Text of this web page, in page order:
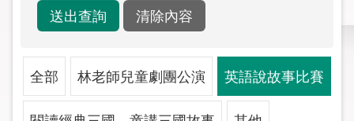
報
導
關
於
市
全部 林老師兒童劇團公演 英語說故事比賽